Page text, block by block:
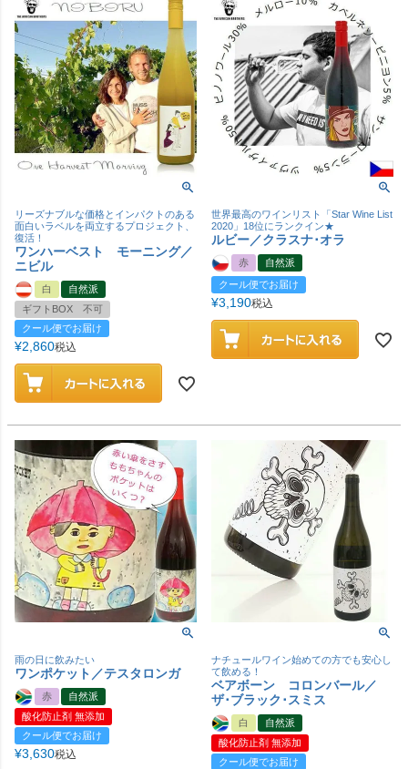
リーズナブルな価格とインパクトのある
面白いラベルを両立するプロジェクト、
復活！
ワンハーベスト モーニング／
ニビル
白
自然派
ギフトBOX 不可
クール便でお届け
¥2,860税込
世界最高のワインリスト「Star Wine List
2020」18位にランクイン★
ルビー／クラスナ･オラ
赤
自然派
クール便でお届け
¥3,190税込
雨の日に飲みたい
ワンポケット／テスタロンガ
赤
自然派
酸化防止剤 無添加
クール便でお届け
¥3,630税込
ナチュールワイン始めての方でも安心し
て飲める！
ベアボーン コロンバール／
ザ･ブラック･スミス
白
自然派
酸化防止剤 無添加
クール便でお届け